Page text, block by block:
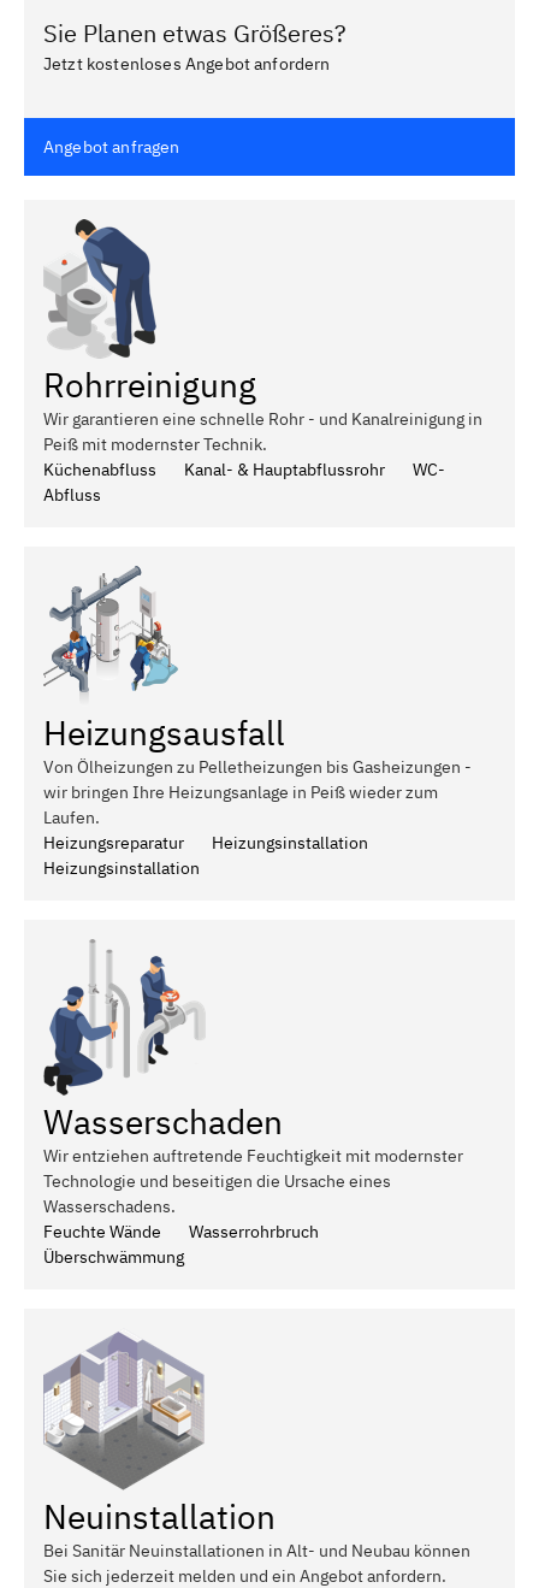
Sie Planen etwas Größeres?
Jetzt kostenloses Angebot anfordern
Angebot anfragen
Rohrreinigung
Wir garantieren eine schnelle Rohr - und Kanalreinigung in
Peiß mit modernster Technik.
Küchenabfluss
Kanal- & Hauptabflussrohr
WC-
Abfluss
Heizungsausfall
Von Ölheizungen zu Pelletheizungen bis Gasheizungen -
wir bringen Ihre Heizungsanlage in Peiß wieder zum
Laufen.
Heizungsreparatur
Heizungsinstallation
Heizungsinstallation
Wasserschaden
Wir entziehen auftretende Feuchtigkeit mit modernster
Technologie und beseitigen die Ursache eines
Wasserschadens.
Feuchte Wände
Wasserrohrbruch
Überschwämmung
Neuinstallation
Bei Sanitär Neuinstallationen in Alt- und Neubau können
Sie sich jederzeit melden und ein Angebot anfordern.